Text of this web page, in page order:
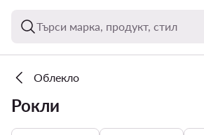
Търси марка, продукт, стил
Облекло
Рокли